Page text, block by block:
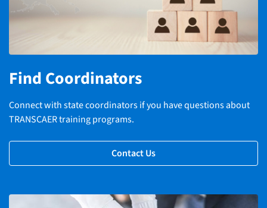
Find Coordinators
Connect with state coordinators if you have questions about
TRANSCAER training programs.
Contact Us